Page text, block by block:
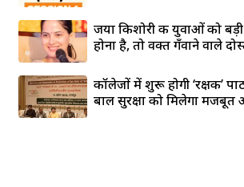
जया किशोरी की युवाओं को
होना है, तो वक्त गँवाने वाले
कॉलेजों में शुरू होगी ‘रक्षक’
बाल सुरक्षा को मिलेगा मजबूत